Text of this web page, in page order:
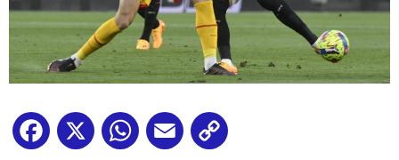
Facebook
X WhatsApp
Email